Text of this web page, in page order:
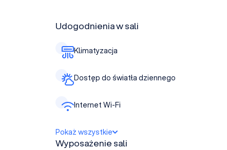
Udogodnienia w sali
Klimatyzacja
Dostęp do światła dziennego
Internet Wi-Fi
Pokaż wszystkie
Wyposażenie sali